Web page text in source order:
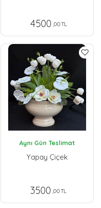
4500 ,00 TL
Aynı Gün Teslimat
Yapay Çiçek
3500 ,00 TL